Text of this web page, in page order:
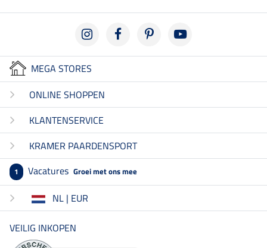
MEGA STORES
ONLINE SHOPPEN
KLANTENSERVICE
KRAMER PAARDENSPORT
1 Vacatures Groei met ons mee
NL | EUR
VEILIG INKOPEN